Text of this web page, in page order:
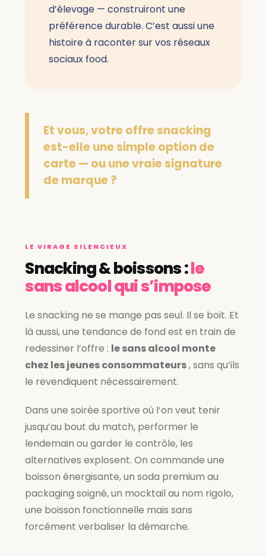
d’élevage — construiront une
préférence durable. C’est aussi une
histoire à raconter sur vos réseaux
sociaux food.
Et vous, votre offre snacking
est-elle une simple option de
carte — ou une vraie signature
de marque ?
LE VIRAGE SILENCIEUX
Snacking & boissons :le
sans alcool qui s’impose
Le snacking ne se mange pas seul. Il se boit. Et
là aussi, une tendance de fond est en train de
redessiner l’offre : le sans alcool monte
chez les jeunes consommateurs, sans qu’ils
le revendiquent nécessairement.
Dans une soirée sportive où l’on veut tenir
jusqu’au bout du match, performer le
lendemain ou garder le contrôle, les
alternatives explosent. On commande une
boisson énergisante, un soda premium au
packaging soigné, un mocktail au nom rigolo,
une boisson fonctionnelle mais sans
forcément verbaliser la démarche.